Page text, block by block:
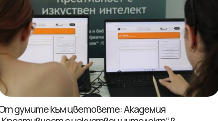
думите към цветовете: Академия